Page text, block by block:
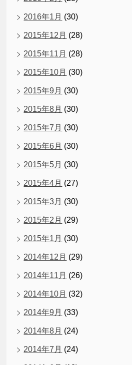
2016年1月 (30)
2015年12月 (28)
2015年11月 (28)
2015年10月 (30)
2015年9月 (30)
2015年8月 (30)
2015年7月 (30)
2015年6月 (30)
2015年5月 (30)
2015年4月 (27)
2015年3月 (30)
2015年2月 (29)
2015年1月 (30)
2014年12月 (29)
2014年11月 (26)
2014年10月 (32)
2014年9月 (33)
2014年8月 (24)
2014年7月 (24)